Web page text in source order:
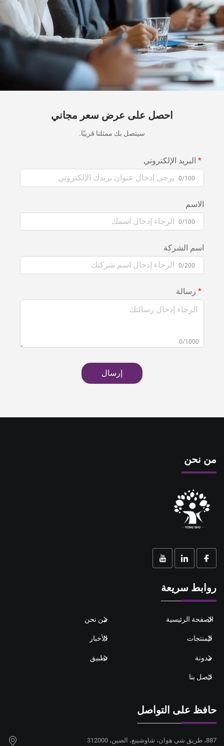
احصل على عرض سعر مجاني
سيتصل بك ممثلنا قريبًا.
البريد الإلكتروني
0/100
الاسم
0/100
اسم الشركة
0/200
رسالة
0/1000
إرسال
من نحن
روابط سريعة
الصفحة الرئيسية من نحن
المنتجات الأخبار
مدونة تطبيق
اتصل بنا
حافظ على التواصل
887، طريق شي هوان، شاوشينغ، الصين، 312000